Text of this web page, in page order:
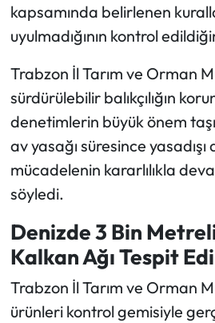
kapsamında belirlenen
uyulmadığının kontrol
Trabzon İl Tarım ve Orman
sürdürülebilir balıkçılığın
denetimlerin büyük önem
av yasağı süresince yasadışı
mücadelenin kararlılıkla
söyledi.
Denizde 3 Bin
Kalkan Ağı Tespit
Trabzon İl Tarım ve Orman
ürünleri kontrol gemisiyle